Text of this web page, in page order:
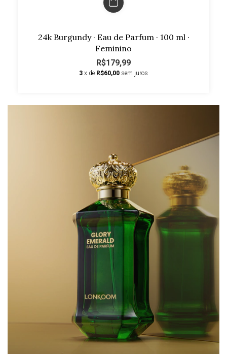
24k Burgundy · Eau de Parfum · 100 ml ·
Feminino
R$179,99
3 x de R$60,00 sem juros